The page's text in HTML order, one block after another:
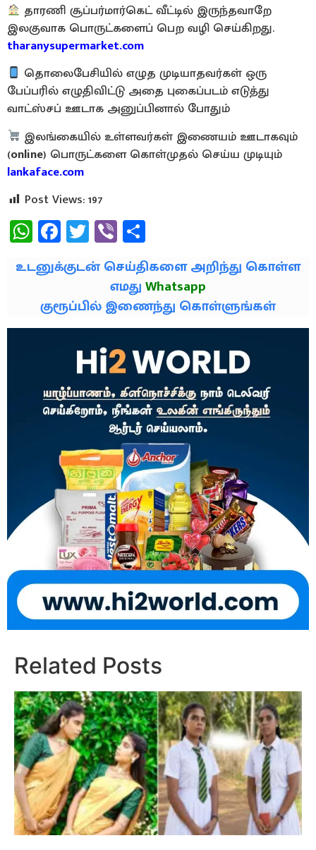
தாரணி சூப்பர்மார்கெட் வீட்டில் இருந்தவாறே
இலகுவாக பொருட்களைப் பெற வழி செய்கிறது.
tharanysupermarket.com
தொலைபேசியில் எழுத முடியாதவர்கள் ஒரு
பேப்பரில் எழுதிவிட்டு அதை புகைப்படம் எடுத்து
வாட்ஸ்சப் ஊடாக அனுப்பினால் போதும்
இலங்கையில் உள்ளவர்கள் இணையம் ஊடாகவும்
(online) பொருட்களை கொள்முதல் செய்ய முடியும்
lankaface.com
Post Views:197
WhatsApp
Facebook
Twitter
Viber
உடனுக்குடன் செய்திகளை அறிந்து கொள்ள
எமதுWhatsapp
குரூப்பில் இணைந்து கொள்ளுங்கள்
Related Posts